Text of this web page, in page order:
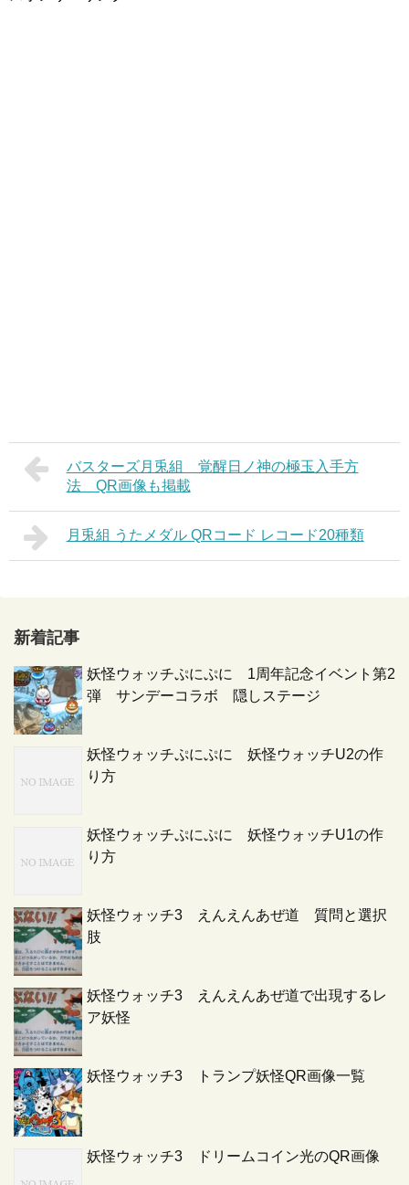
バスターズ月兎組 覚醒日ノ神の極玉入手方
法 QR画像も掲載
月兎組 うたメダル QRコード レコード20種類
新着記事
妖怪ウォッチぷにぷに 1周年記念イベント第2
弾 サンデーコラボ 隠しステージ
妖怪ウォッチぷにぷに 妖怪ウォッチU2の作
り方
妖怪ウォッチぷにぷに 妖怪ウォッチU1の作
り方
妖怪ウォッチ3 えんえんあぜ道 質問と選択
肢
妖怪ウォッチ3 えんえんあぜ道で出現するレ
ア妖怪
妖怪ウォッチ3 トランプ妖怪QR画像一覧
妖怪ウォッチ3 ドリームコイン光のQR画像